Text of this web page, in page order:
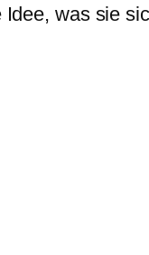
was sie